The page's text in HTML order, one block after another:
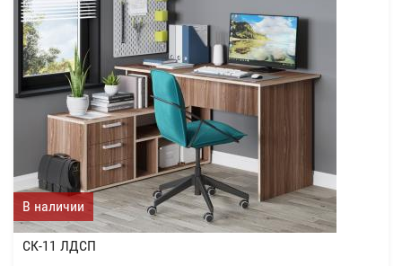
В наличии
СК-11 ЛДСП